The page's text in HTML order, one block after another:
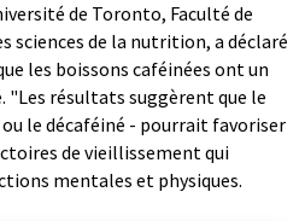
de Toronto, Faculté de
sciences de la nutrition, a déclaré
les boissons caféinées ont un
"Les résultats suggèrent que le
le décaféiné - pourrait favoriser
de vieillissement qui
mentales et physiques.